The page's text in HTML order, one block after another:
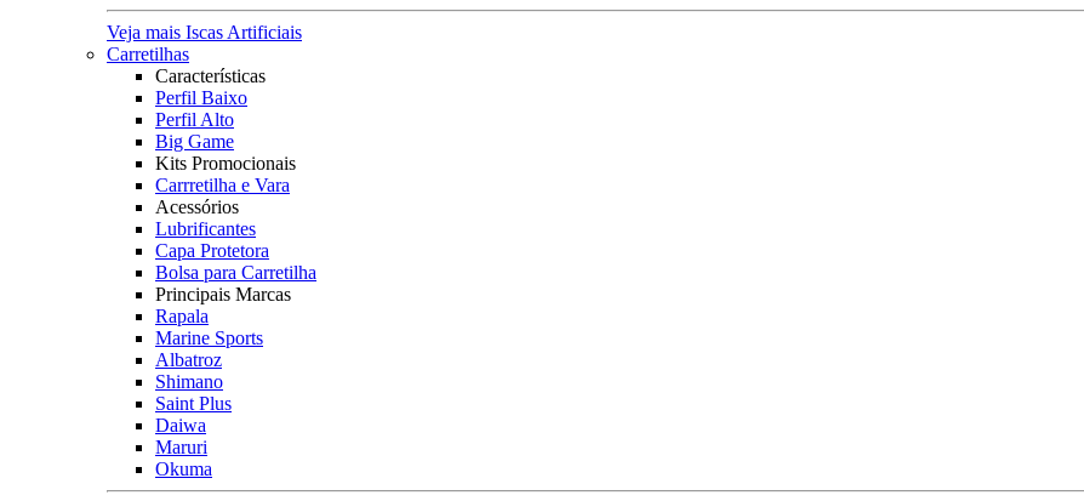
Veja mais Iscas Artificiais
Carretilhas
Características
Perfil Baixo
Perfil Alto
Big Game
Kits Promocionais
Carrretilha e Vara
Acessórios
Lubrificantes
Capa Protetora
Bolsa para Carretilha
Principais Marcas
Rapala
Marine Sports
Albatroz
Shimano
Saint Plus
Daiwa
Maruri
Okuma